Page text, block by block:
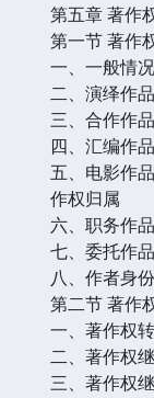
第五章 著作
第一节 著作
一、一般情
二、演绎作
三、合作作
四、汇编作
五、电影作
作权归属
六、职务作
七、委托作
八、作者身
第二节 著作
一、著作权
二、著作权
三、著作权